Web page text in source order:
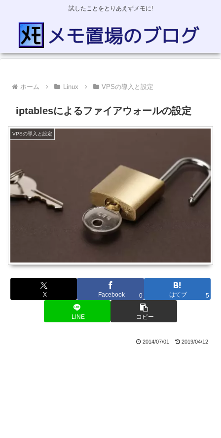
試したことをとりあえずメモに!
ホーム Linux VPSの導入と設定
iptablesによるファイアウォールの設定
VPSの導入と設定
X Facebook 0 はてブ 5
LINE コピー
2014/07/01 2019/04/12